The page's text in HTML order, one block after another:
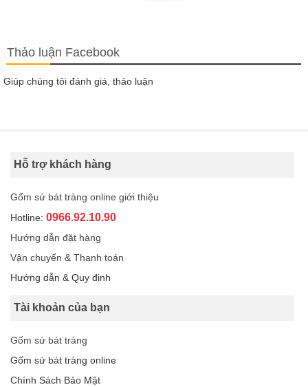
Thảo luận Facebook
Giúp chúng tôi đánh giá, thảo luận
Hỗ trợ khách hàng
Gốm sứ bát tràng online giới thiệu
Hotline: 0966.92.10.90
Hướng dẫn đặt hàng
Vận chuyển & Thanh toán
Hướng dẫn & Quy định
Tài khoản của bạn
Gốm sứ bát tràng
Gốm sứ bát tràng online
Chính Sách Bảo Mật